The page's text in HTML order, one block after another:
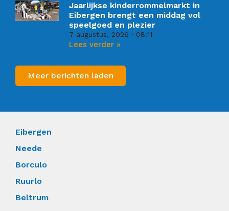
Jaarlijkse kinderrommelmarkt in
Eibergen brengt een middag vol
speelgoed en plezier
7 augustus, 2026 08:11
Lees verder »
Meer berichten laden
Eibergen
Neede
Borculo
Ruurlo
Beltrum